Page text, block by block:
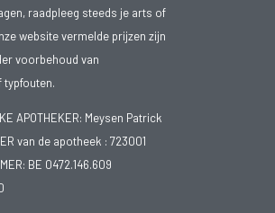
raadpleeg steeds je arts of
website vermelde prijzen zijn
voorbehoud van
typfouten.
APOTHEKER: Meysen Patrick
van de apotheek : 723001
BE 0472.146.609